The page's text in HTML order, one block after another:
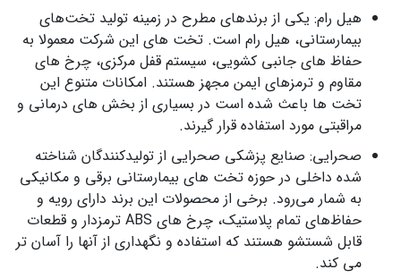
هیل رام: یکی از برندهای مطرح در زمینه تولید تخت‌های
بیمارستانی، هیل رام است. تخت های این شرکت معمولا به
حفاظ های جانبی کشویی، سیستم قفل مرکزی، چرخ های
مقاوم و ترمزهای ایمن مجهز هستند. امکانات متنوع این
تخت ها باعث شده است در بسیاری از بخش های درمانی و
مراقبتی مورد استفاده قرار گیرند.
صحرایی: صنایع پزشکی صحرایی از تولیدکنندگان شناخته
شده داخلی در حوزه تخت های بیمارستانی برقی و مکانیکی
به شمار می‌رود. برخی از محصولات این برند دارای رویه و
حفاظ‌های تمام پلاستیک، چرخ های ABS ترمزدار و قطعات
قابل شستشو هستند که استفاده و نگهداری از آنها را آسان تر
می کند.